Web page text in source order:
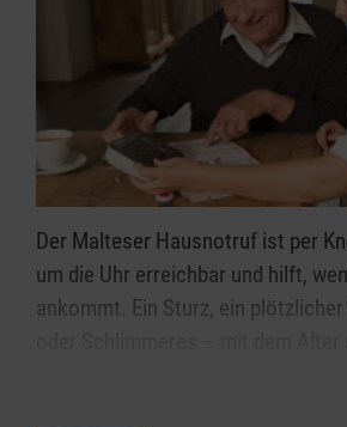
Der Malteser Hausnotruf ist per
um die Uhr erreichbar und hilft,
ankommt. Ein Sturz, ein
vor den kleinen oder großen